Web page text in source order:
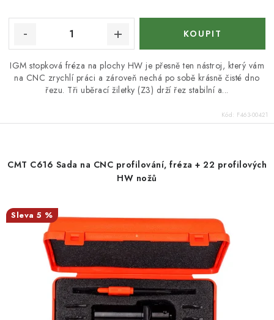
IGM stopková fréza na plochy HW je přesně ten nástroj, který vám
na CNC zrychlí práci a zároveň nechá po sobě krásně čisté dno
řezu. Tři uběrací žiletky (Z3) drží řez stabilní a...
Kód: F463-00421
CMT C616 Sada na CNC profilování, fréza + 22 profilových
HW nožů
5 %